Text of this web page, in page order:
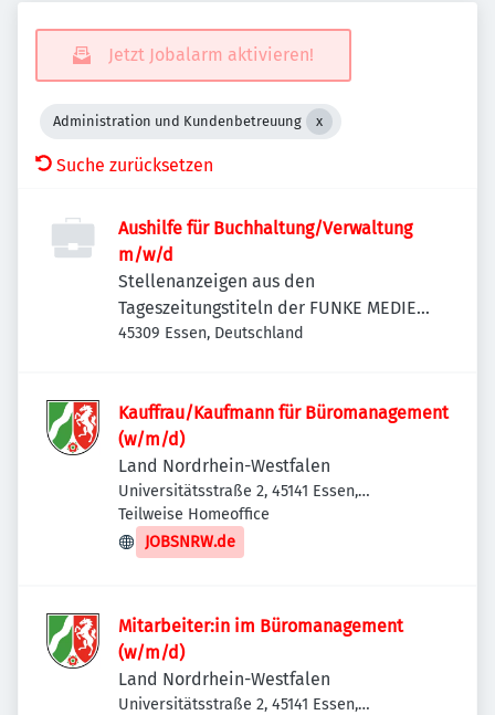
Jetzt Jobalarm aktivieren!
Administration und Kundenbetreuung
Suche zurücksetzen
Aushilfe für Buchhaltung/Verwaltung
m/w/d
Stellenanzeigen aus den
Tageszeitungstiteln der FUNKE MEDIEN
NRW
45309 Essen, Deutschland
Kauffrau/Kaufmann für Büromanagement
(w/m/d)
Land Nordrhein-Westfalen
Universitätsstraße 2, 45141 Essen,
Deutschland
Teilweise Homeoffice
JOBSNRW.de
Mitarbeiter:in im Büromanagement
(w/m/d)
Land Nordrhein-Westfalen
Universitätsstraße 2, 45141 Essen,